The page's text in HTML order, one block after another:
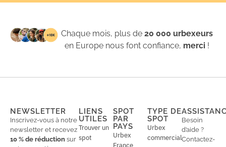
Chaque mois, plus de20 000 urbexeurs
en Europe nous font confiance, merci !
NEWSLETTER
Inscrivez-vous à notre
newsletter et recevez
10 % de réduction sur
LIENS
UTILES
Trouver un
spot
SPOT
PAR
PAYS
Urbex
France
TYPE DE
SPOT
Urbex
commercial
Besoin
d’aide ?
Contactez-